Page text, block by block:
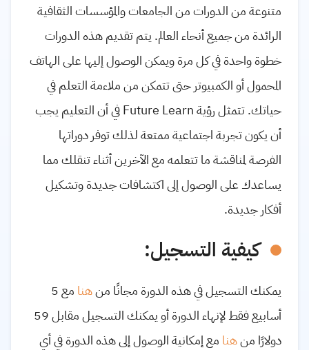
متنوعة من الدورات من الجامعات والمؤسسات الثقافية
الرائدة من جميع أنحاء العالم. يتم تقديم هذه الدورات
خطوة واحدة في كل مرة ويمكن الوصول إليها على الهاتف
المحمول أو الكمبيوتر حتى تتمكن من ملاءمة التعلم في
حياتك. تتمثل رؤيةFuture Learnفي أن التعليم يجب
أن يكون تجربة اجتماعية ممتعة لذلك توفر دوراتها
الفرصة لمناقشة ما تتعلمه مع الآخرين أثناء تنقلك مما
يساعدك على الوصول إلى اكتشافات جديدة وتشكيل
أفكار جديدة.
كيفية التسجيل:
يمكنك التسجيل في هذه الدورة مجانًا منهنا
مع 5
أسابيع فقط لإنهاء الدورة أو يمكنك التسجيل مقابل 59
دولارًا منهنا مع إمكانية الوصول إلى هذه الدورة في أي